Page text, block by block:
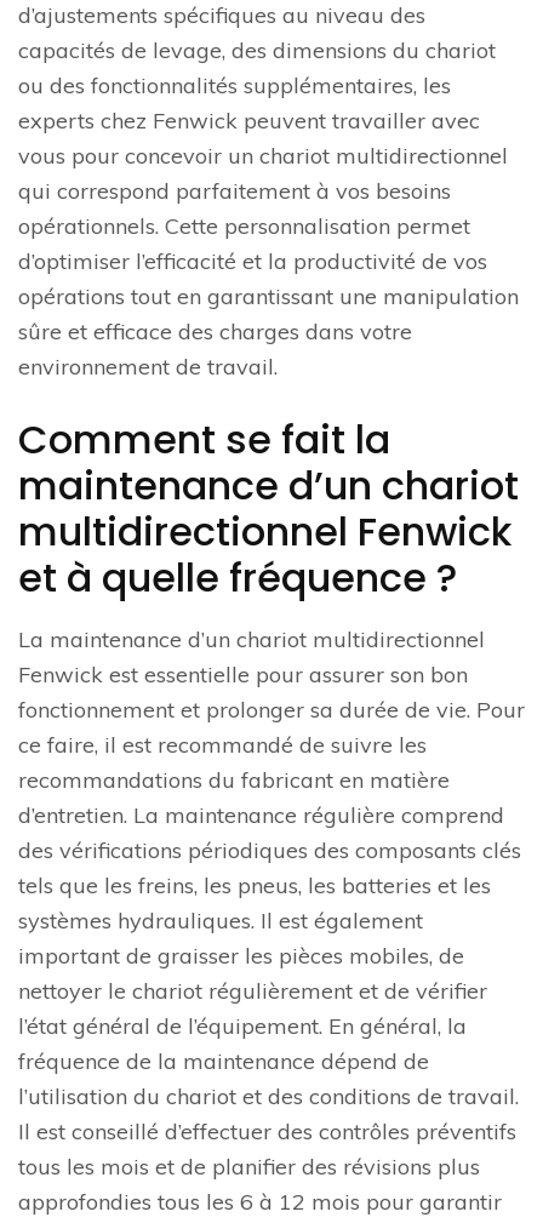
d’ajustements spécifiques au niveau des
capacités de levage, des dimensions du chariot
ou des fonctionnalités supplémentaires, les
experts chez Fenwick peuvent travailler avec
vous pour concevoir un chariot multidirectionnel
qui correspond parfaitement à vos besoins
opérationnels. Cette personnalisation permet
d’optimiser l’efficacité et la productivité de vos
opérations tout en garantissant une manipulation
sûre et efficace des charges dans votre
environnement de travail.
Comment se fait la
maintenance d’un chariot
multidirectionnel Fenwick
et à quelle fréquence ?
La maintenance d’un chariot multidirectionnel
Fenwick est essentielle pour assurer son bon
fonctionnement et prolonger sa durée de vie. Pour
ce faire, il est recommandé de suivre les
recommandations du fabricant en matière
d’entretien. La maintenance régulière comprend
des vérifications périodiques des composants clés
tels que les freins, les pneus, les batteries et les
systèmes hydrauliques. Il est également
important de graisser les pièces mobiles, de
nettoyer le chariot régulièrement et de vérifier
l’état général de l’équipement. En général, la
fréquence de la maintenance dépend de
l’utilisation du chariot et des conditions de travail.
Il est conseillé d’effectuer des contrôles préventifs
tous les mois et de planifier des révisions plus
approfondies tous les 6 à 12 mois pour garantir